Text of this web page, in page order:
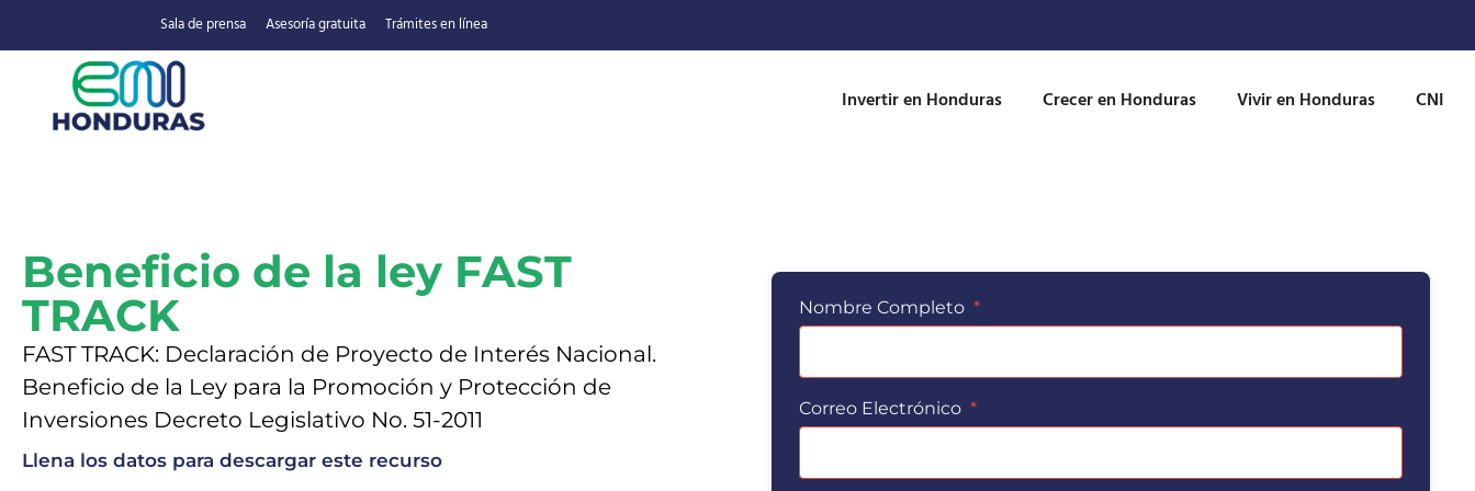
Sala de prensa Asesoría gratuita Trámites en línea
Invertir en Honduras Crecer en Honduras Vivir en Honduras CNI
Beneficio de la ley FAST
TRACK
FAST TRACK: Declaración de Proyecto de Interés Nacional.
Beneficio de la Ley para la Promoción y Protección de
Inversiones Decreto Legislativo No. 51-2011
Llena los datos para descargar este recurso
Nombre Completo *
Correo Electrónico *